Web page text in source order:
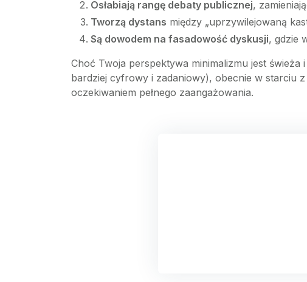
Osłabiają rangę debaty publicznej,
Tworzą dystans między „uprzywilejowaną
Są dowodem na fasadowość dyskusji, gdzie
Choć Twoja perspektywa minimalizmu jest
bardziej cyfrowy i zadaniowy), obecnie w starciu
oczekiwaniem pełnego zaangażowania.